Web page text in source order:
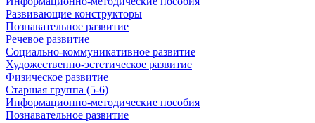
Развивающие конструкторы
Познавательное развитие
Речевое развитие
Социально-коммуникативное развитие
Художественно-эстетическое развитие
Физическое развитие
Старшая группа (5-6)
Информационно-методические пособия
Познавательное развитие